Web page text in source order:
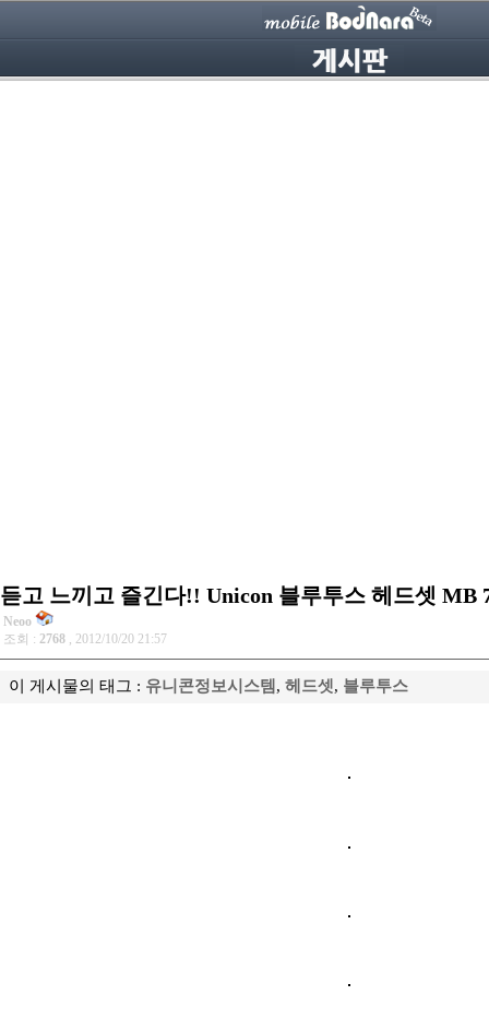
듣고 느끼고 즐긴다!! Unicon 블루투스 헤드셋 MB
Neoo
조회 : 2768 , 2012/10/20 21:57
이 게시물의 태그 : 유니콘정보시스템 , 헤드셋, 블루투스